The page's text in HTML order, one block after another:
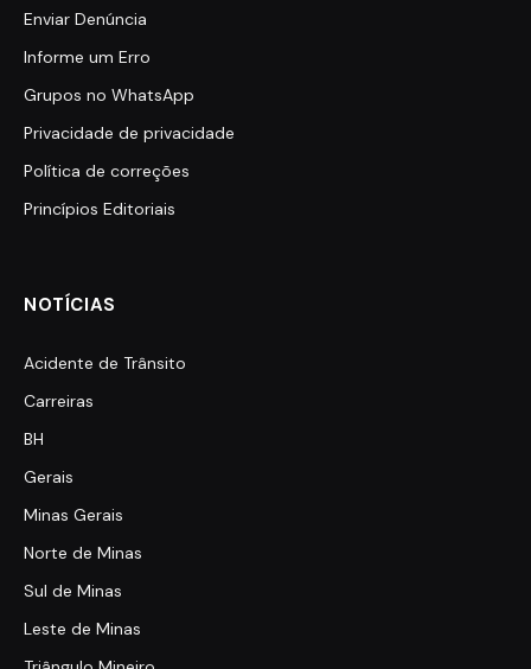
Enviar Denúncia
Informe um Erro
Grupos no WhatsApp
Privacidade de privacidade
Política de correções
Princípios Editoriais
NOTÍCIAS
Acidente de Trânsito
Carreiras
BH
Gerais
Minas Gerais
Norte de Minas
Sul de Minas
Leste de Minas